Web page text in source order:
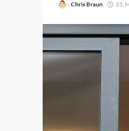
Chris Braun 23.